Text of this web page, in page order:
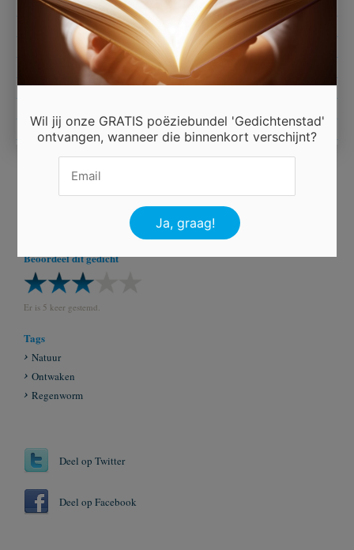
(hé Gust we hebben je
slaapmuts) wisten jullie
dat regenwormen
kunnen zingen.
Beoordeel dit gedicht
Er is 5 keer gestemd.
Tags
Natuur
Ontwaken
Regenworm
Deel op Twitter
Deel op Facebook
Wil jij onze GRATIS poëziebundel 'Gedichtenstad'
ontvangen, wanneer die binnenkort verschijnt?